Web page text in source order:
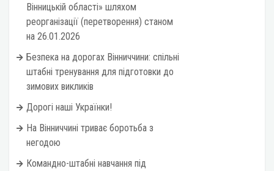
Вінницькій області» шляхом
реорганізації (перетворення) станом
на 26.01.2026
Безпека на дорогах Вінниччини: спільні
штабні тренування для підготовки до
зимових викликів
Дорогі наші Українки!
На Вінниччині триває боротьба з
негодою
Командно-штабні навчання під